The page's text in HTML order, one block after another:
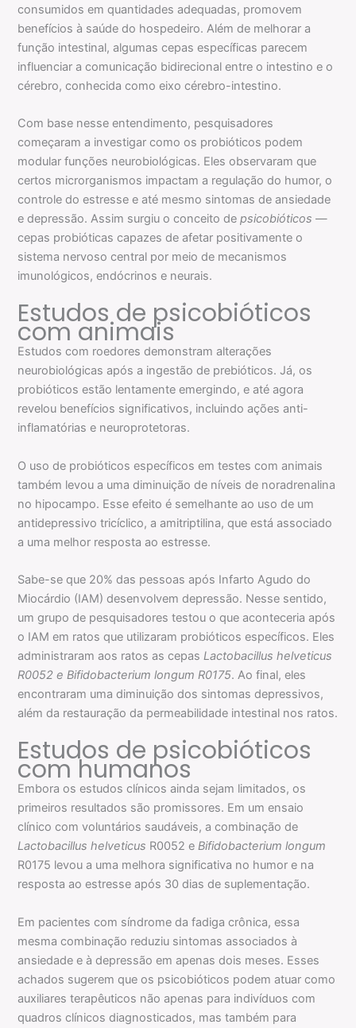
consumidos em quantidades adequadas, promovem
benefícios à saúde do hospedeiro. Além de melhorar a
função intestinal, algumas cepas específicas parecem
influenciar a comunicação bidirecional entre o intestino e o
cérebro, conhecida como eixo cérebro-intestino.
Com base nesse entendimento, pesquisadores
começaram a investigar como os probióticos podem
modular funções neurobiológicas. Eles observaram que
certos microrganismos impactam a regulação do humor, o
controle do estresse e até mesmo sintomas de ansiedade
e depressão. Assim surgiu o conceito depsicobióticos —
cepas probióticas capazes de afetar positivamente o
sistema nervoso central por meio de mecanismos
imunológicos, endócrinos e neurais.
Estudos de psicobióticos
com animais
Estudos com roedores demonstram alterações
neurobiológicas após a ingestão de prebióticos. Já, os
probióticos estão lentamente emergindo, e até agora
revelou benefícios significativos, incluindo ações anti-
inflamatórias e neuroprotetoras.
O uso de probióticos específicos em testes com animais
também levou a uma diminuição de níveis de noradrenalina
no hipocampo. Esse efeito é semelhante ao uso de um
antidepressivo tricíclico, a amitriptilina, que está associado
a uma melhor resposta ao estresse.
Sabe-se que 20% das pessoas após Infarto Agudo do
Miocárdio (IAM) desenvolvem depressão. Nesse sentido,
um grupo de pesquisadores testou o que aconteceria após
o IAM em ratos que utilizaram probióticos específicos. Eles
administraram aos ratos as cepasLactobacillus helveticus
R0052 e Bifidobacterium longum R0175. Ao final, eles
encontraram uma diminuição dos sintomas depressivos,
além da restauração da permeabilidade intestinal nos ratos.
Estudos de psicobióticos
com humanos
Embora os estudos clínicos ainda sejam limitados, os
primeiros resultados são promissores. Em um ensaio
clínico com voluntários saudáveis, a combinação de
Lactobacillus helveticus R0052 eBifidobacterium longum
R0175 levou a uma melhora significativa no humor e na
resposta ao estresse após 30 dias de suplementação.
Em pacientes com síndrome da fadiga crônica, essa
mesma combinação reduziu sintomas associados à
ansiedade e à depressão em apenas dois meses. Esses
achados sugerem que os psicobióticos podem atuar como
auxiliares terapêuticos não apenas para indivíduos com
quadros clínicos diagnosticados, mas também para